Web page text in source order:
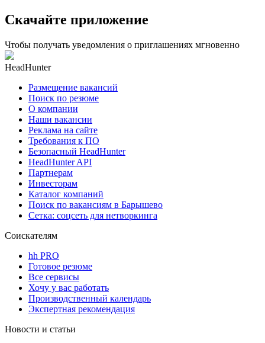
Скачайте приложение
Чтобы получать уведомления о приглашениях мгновенно
HeadHunter
Размещение вакансий
Поиск по резюме
О компании
Наши вакансии
Реклама на сайте
Требования к ПО
Безопасный HeadHunter
HeadHunter API
Партнерам
Инвесторам
Каталог компаний
Поиск по вакансиям в Барышево
Сетка: соцсеть для нетворкинга
Соискателям
hh PRO
Готовое резюме
Все сервисы
Хочу у вас работать
Производственный календарь
Экспертная рекомендация
Новости и статьи